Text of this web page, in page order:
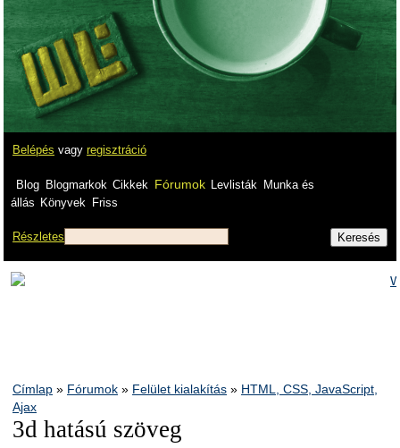
Belépés vagy regisztráció
Blog Blogmarkok Cikkek Fórumok Levlisták
Munka és
állás Könyvek Friss
Részletes
Címlap » Fórumok » Felület kialakítás » HTML, CSS, JavaScript,
Ajax
3d hatású szöveg